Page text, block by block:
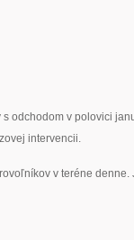
odchodom v polovici
intervencii.
v teréne denne.